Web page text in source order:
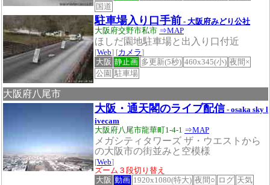
国道
駐車場入り口手前 - 大阪府みどり公社
大阪府交野市私市 ⇒MAP
ほしだ園地駐車場と出入り口付近
[Web] [カメラ]
大阪 静止画 多更新(5秒) 460x345(小) 夜間×
公園 駐車場
大阪府八尾市
大阪・通天閣のライブ配信 - osaka sky l
ivecam
大阪府八尾市龍華町1-4-1 ⇒MAP
メガシティタワーズ ザ・ウエストから
の大阪市の街並みと空模様
[Web]
ズーム３段切り替え
大阪 動画 1920x1080(特大) 夜間○ ログ 天気